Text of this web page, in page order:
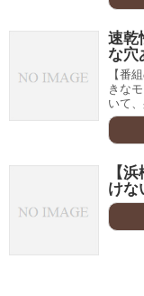
速乾
な穴
【番
きな
いて
【
けな